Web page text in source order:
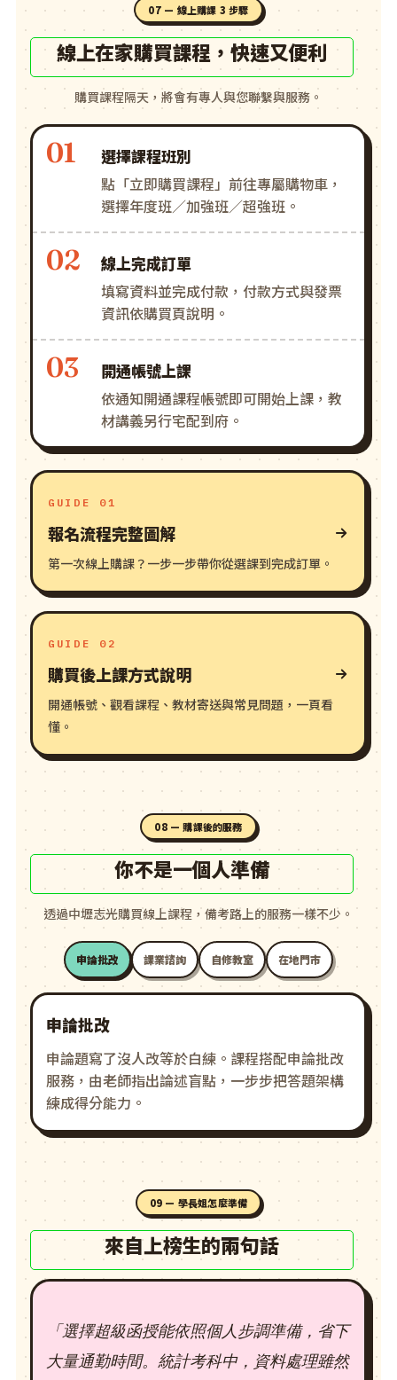
07 — 線上購課 3 步驟
線上在家購買課程，快速又便利
購買課程隔天，將會有專人與您聯繫與服務。
選擇課程班別
點「立即購買課程」前往專屬購物車，
選擇年度班／加強班／超強班。
線上完成訂單
填寫資料並完成付款，付款方式與發票
資訊依購買頁說明。
開通帳號上課
依通知開通課程帳號即可開始上課，教
材講義另行宅配到府。
GUIDE 01
報名流程完整圖解
第一次線上購課？一步一步帶你從選課到完成訂單。
GUIDE 02
購買後上課方式說明
開通帳號、觀看課程、教材寄送與常見問題，一頁看
懂。
08 — 購課後的服務
你不是一個人準備
透過中壢志光購買線上課程，備考路上的服務一樣不少。
申論批改 課業諮詢 自修教室 在地門市
申論批改
申論題寫了沒人改等於白練。課程搭配申論批改
服務，由老師指出論述盲點，一步步把答題架構
練成得分能力。
09 — 學長姐怎麼準備
來自上榜生的兩句話
「選擇超級函授能依照個人步調準備，省下
大量通勤時間。統計考科中，資料處理雖然